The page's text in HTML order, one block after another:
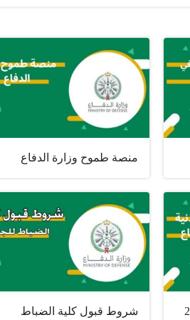
منصة طموح وزارة الدفاع
شروط قبول كلية الضباط